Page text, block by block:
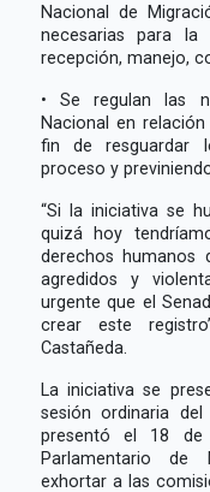
Nacional de
necesarias para la
recepción, manejo,
• Se regulan las
Nacional en
fin de resguardar
proceso y
“Si la iniciativa se
quizá hoy
derechos humanos
agredidos y
urgente que el
crear este
Castañeda.
La iniciativa se
sesión ordinaria
presentó el 18 de
Parlamentario de
exhortar a las